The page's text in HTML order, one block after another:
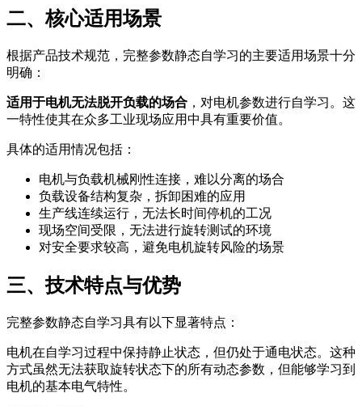
二、核心适用场景
根据产品技术规范，完整参数静态自学习的主要适用场景十分
明确：
适用于电机无法脱开负载的场合 ，对电机参数进行自学习。这
一特性使其在众多工业现场应用中具有重要价值。
具体的适用情况包括：
电机与负载机械刚性连接，难以分离的场合
负载设备结构复杂，拆卸困难的应用
生产线连续运行，无法长时间停机的工况
现场空间受限，无法进行旋转测试的环境
对安全要求较高，避免电机旋转风险的场景
三、技术特点与优势
完整参数静态自学习具有以下显著特点：
电机在自学习过程中保持静止状态，但仍处于通电状态。这种
方式虽然无法获取旋转状态下的所有动态参数，但能够学习到
电机的基本电气特性。